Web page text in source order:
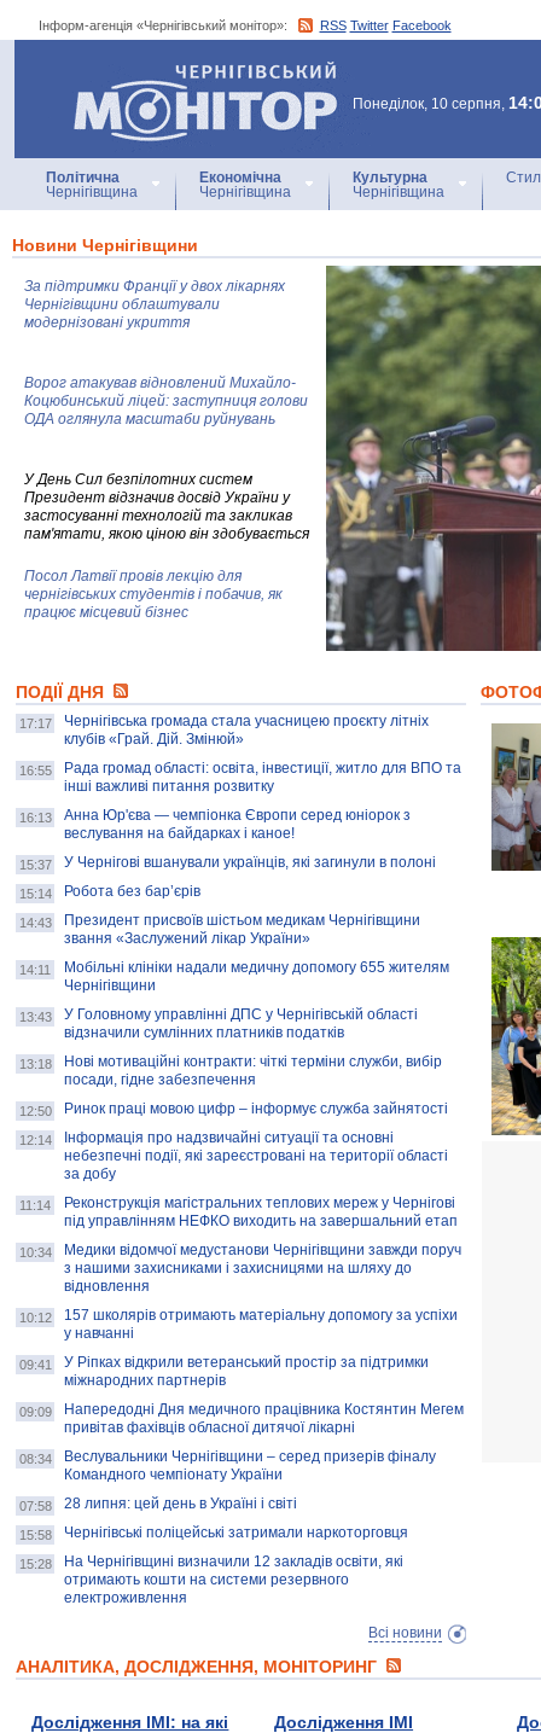
Інформ-агенція «Чернігівський монітор»: RSS Twitter Facebook
Інформ-агенція
«Чернігівський монітор»
Понеділок, 10 серпня,
Політична
Чернігівщина
Економічна
Чернігівщина
Культурна
Чернігівщина
Новини Чернігівщини
За підтримки Франції у двох лікарнях
Чернігівщини облаштували
модернізовані укриття
Ворог атакував відновлений Михайло-
Коцюбинський ліцей: заступниця голови
ОДА оглянула масштаби руйнувань
У День Сил безпілотних систем
Президент відзначив досвід України у
застосуванні технологій та закликав
пам'ятати, якою ціною він здобувається
Посол Латвії провів лекцію для
чернігівських студентів і побачив, як
працює місцевий бізнес
колекцію про війну, емоції та тварин
AB InBev Efes Україна підтримала
навчальний проєкт "Молодіжна бізнес-
школа", спрямований на розвиток
підприємництва у Чернігівській області
Золота тварина: видання Forbes
написало про чернігівця Патрона: хто і
скільки на ньому заробляє? І куди
витрачають?
ПОДІЇ ДНЯ
17:17
Чернігівська громада стала учасницею проєкту літніх
клубів «Грай. Дій. Змінюй»
16:55
Рада громад області: освіта, інвестиції, житло для ВПО та
інші важливі питання розвитку
16:13
Анна Юр'єва — чемпіонка Європи серед юніорок з
веслування на байдарках і каное!
15:37 У Чернігові вшанували українців, які загинули в полоні
15:14 Робота без бар’єрів
14:43
Президент присвоїв шістьом медикам Чернігівщини
звання «Заслужений лікар України»
14:11
Мобільні клініки надали медичну допомогу 655 жителям
Чернігівщини
13:43
У Головному управлінні ДПС у Чернігівській області
відзначили сумлінних платників податків
13:18
Нові мотиваційні контракти: чіткі терміни служби, вибір
посади, гідне забезпечення
12:50 Ринок праці мовою цифр – інформує служба зайнятості
12:14
Інформація про надзвичайні ситуації та основні
небезпечні події, які зареєстровані на території області
за добу
11:14
Реконструкція магістральних теплових мереж у Чернігові
під управлінням НЕФКО виходить на завершальний етап
10:34
Медики відомчої медустанови Чернігівщини завжди поруч
з нашими захисниками і захисницями на шляху до
відновлення
10:12
157 школярів отримають матеріальну допомогу за успіхи
у навчанні
09:41
У Ріпках відкрили ветеранський простір за підтримки
міжнародних партнерів
09:09
Напередодні Дня медичного працівника Костянтин Мегем
привітав фахівців обласної дитячої лікарні
08:34
Веслувальники Чернігівщини – серед призерів фіналу
Командного чемпіонату України
07:58 28 липня: цей день в Україні і світі
15:58 Чернігівські поліцейські затримали наркоторговця
15:28
На Чернігівщині визначили 12 закладів освіти, які
отримають кошти на системи резервного
електроживлення
Всі новини
АНАЛІТИКА, ДОСЛІДЖЕННЯ, МОНІТОРИНГ
Дослідження ІМІ: на які
Дослідження ІМІ